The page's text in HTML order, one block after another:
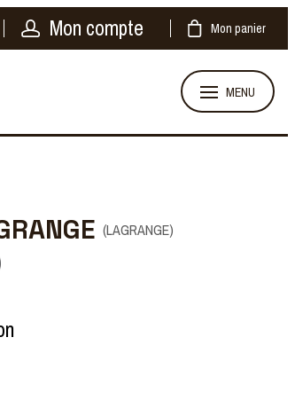
Mon compte Mon panier
MENU
(LAGRANGE)